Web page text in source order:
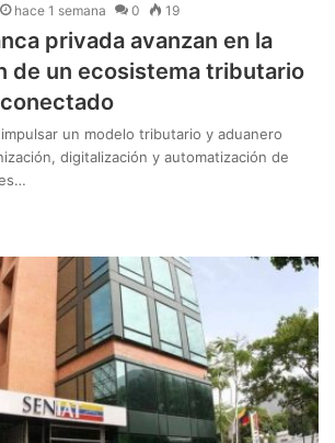
hace 1 semana 0 19
privada avanzan en la
de un ecosistema tributario
un modelo tributario y aduanero
digitalización y automatización de